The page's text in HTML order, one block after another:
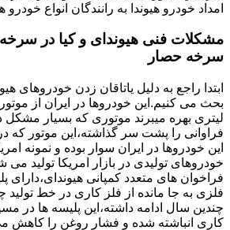
امداد خودرو هیوندا به رانندگان انواع خودرو
مشکلات فنی هیوندای و کیا در
سرخه حصار
ابتدا راجع به دلیل یاتاقان زدن خودروهای
لیتری بهره میبرند موتوری که بسیار
فراوانی را پشت سر گذاشته،این موتور که
این خودروها در ایران سوار بوده و نمونه
خودروهای تولیدی در بازار امریکا تولید می
فراخوان های متعدد کمپانی هیوندای،دارای
فلزی به جا مانده از فلز کاری در خط
چندین سال ادامه داشته،این پلیسه ها
کاری انباشته شده و فشار روغن را کاهش